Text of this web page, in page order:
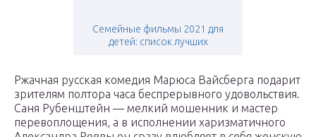
Семейные фильмы 2021 для
детей: список лучших
Ржачная русская комедия Марюса Вайсберга подарит
зрителям полтора часа беспрерывного удовольствия.
Саня Рубенштейн — мелкий мошенник и мастер
перевоплощения, а в исполнении харизматичного